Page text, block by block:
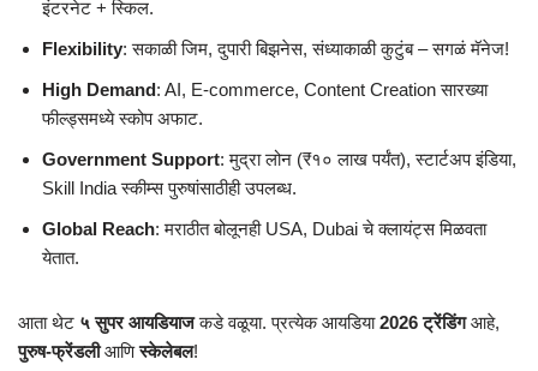
इंटरनेट + स्किल.
Flexibility: सकाळी जिम, दुपारी बिझनेस, संध्याकाळी कुटुंब – सगळं मॅनेज!
High Demand: AI, E-commerce, Content Creation सारख्या
फील्ड्समध्ये स्कोप अफाट.
Government Support: मुद्रा लोन (₹१० लाख पर्यंत), स्टार्टअप इंडिया,
Skill India स्कीम्स पुरुषांसाठीही उपलब्ध.
Global Reach: मराठीत बोलूनही USA, Dubai चे क्लायंट्स मिळवता
येतात.
आता थेट ५ सुपर आयडियाजकडे वळूया. प्रत्येक आयडिया2026 ट्रेंडिंगआहे,
पुरुष-फ्रेंडलीआणिस्केलेबल!